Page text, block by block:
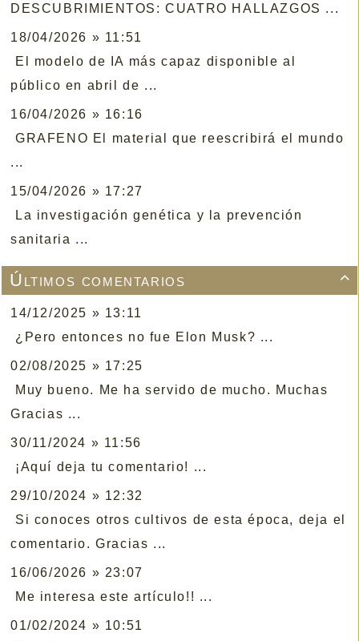
DESCUBRIMIENTOS: CUATRO HALLAZGOS ...
18/04/2026 » 11:51
El modelo de IA más capaz disponible al
público en abril de ...
16/04/2026 » 16:16
GRAFENO El material que reescribirá el mundo
...
15/04/2026 » 17:27
La investigación genética y la prevención
sanitaria ...

Últimos comentarios
14/12/2025 » 13:11
¿Pero entonces no fue Elon Musk? ...
02/08/2025 » 17:25
Muy bueno. Me ha servido de mucho. Muchas
Gracias ...
30/11/2024 » 11:56
¡Aquí deja tu comentario! ...
29/10/2024 » 12:32
Si conoces otros cultivos de esta época, deja el
comentario. Gracias ...
16/06/2026 » 23:07
Me interesa este artículo!! ...
01/02/2024 » 10:51